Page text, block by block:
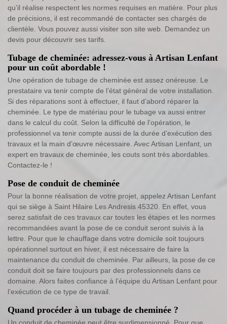
qu’il réalise respectent les normes requises en matière. Pour plus
de précisions, il est recommandé de contacter ses chargés de
clientèle. Vous pouvez aussi visiter son site web. Demandez un
devis pour découvrir ses tarifs.
Tubage de cheminée: adressez-vous à Artisan Lenfant
pour un coût abordable !
Une opération de tubage de cheminée est assez onéreuse. Le
prestataire va tenir compte de l’état général de votre installation.
Si des réparations sont à effectuer, il faut d’abord réparer la
cheminée. Le type de matériau pour le tubage va aussi entrer
dans le calcul du coût. Selon la difficulté de l’opération, le
professionnel va tenir compte aussi de la durée d’exécution des
travaux et la main d’œuvre nécessaire. Avec Artisan Lenfant, un
expert en travaux de cheminée, les couts sont très abordables.
Contactez-le !
Pose de conduit de cheminée
Pour la bonne réalisation de votre projet, appelez Artisan Lenfant
qui se siège à Saint Hilaire Les Andresis 45320. En effet, vous
serez satisfait de ces travaux car toutes les étapes et les normes
recommandées avant la pose de ce conduit seront suivis à la
lettre. Pour que le chauffage dans votre domicile soit toujours
opérationnel surtout en hiver, il est nécessaire de faire la
maintenance du conduit de cheminée. Par ailleurs, la pose de ce
conduit doit se faire toujours par des professionnels dans ce
domaine. Alors faites confiance à l’équipe du Artisan Lenfant pour
l’exécution de ce type de travail.
Quand procéder à un tubage de cheminée ?
Un conduit de cheminée peut être surdimensionné. Pour que